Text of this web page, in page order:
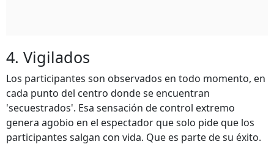
4. Vigilados
Los participantes son observados en todo momento, en
cada punto del centro donde se encuentran
'secuestrados'. Esa sensación de control extremo
genera agobio en el espectador que solo pide que los
participantes salgan con vida. Que es parte de su éxito.